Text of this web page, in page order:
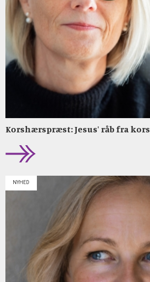
Korshærspræst: Jesus' råb fra
NYHED